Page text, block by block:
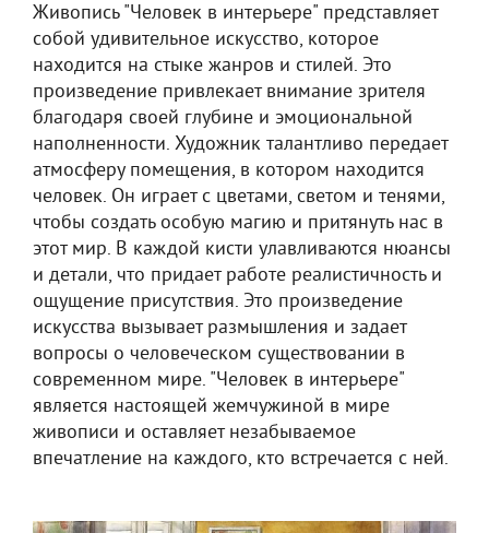
Живопись "Человек в интерьере" представляет
собой удивительное искусство, которое
находится на стыке жанров и стилей. Это
произведение привлекает внимание зрителя
благодаря своей глубине и эмоциональной
наполненности. Художник талантливо передает
атмосферу помещения, в котором находится
человек. Он играет с цветами, светом и тенями,
чтобы создать особую магию и притянуть нас в
этот мир. В каждой кисти улавливаются нюансы
и детали, что придает работе реалистичность и
ощущение присутствия. Это произведение
искусства вызывает размышления и задает
вопросы о человеческом существовании в
современном мире. "Человек в интерьере"
является настоящей жемчужиной в мире
живописи и оставляет незабываемое
впечатление на каждого, кто встречается с ней.